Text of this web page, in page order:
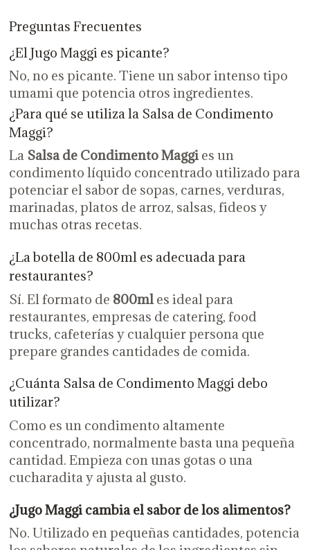
Preguntas Frecuentes
¿El Jugo Maggi es picante?
No, no es picante. Tiene un sabor intenso tipo
umami que potencia otros ingredientes.
¿Para qué se utiliza la Salsa de Condimento
Maggi?
La Salsa de Condimento Maggies un
condimento líquido concentrado utilizado para
potenciar el sabor de sopas, carnes, verduras,
marinadas, platos de arroz, salsas, fideos y
muchas otras recetas.
¿La botella de 800ml es adecuada para
restaurantes?
Sí. El formato de 800mles ideal para
restaurantes, empresas de catering, food
trucks, cafeterías y cualquier persona que
prepare grandes cantidades de comida.
¿Cuánta Salsa de Condimento Maggi debo
utilizar?
Como es un condimento altamente
concentrado, normalmente basta una pequeña
cantidad. Empieza con unas gotas o una
cucharadita y ajusta al gusto.
¿Jugo Maggi cambia el sabor de los alimentos?
No. Utilizado en pequeñas cantidades, potencia